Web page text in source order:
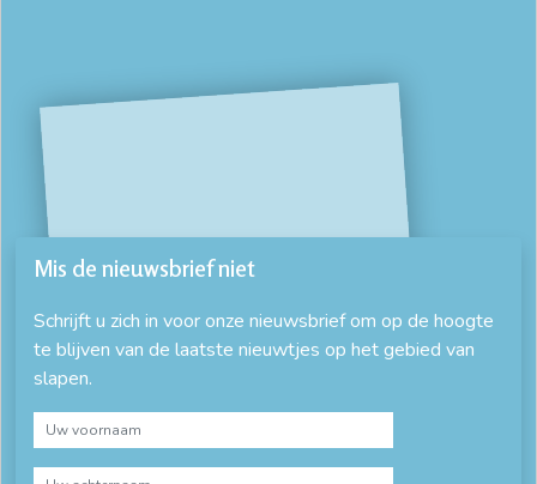
Mis de nieuwsbrief niet
Schrijft u zich in voor onze nieuwsbrief om op de hoogte
te blijven van de laatste nieuwtjes op het gebied van
slapen.